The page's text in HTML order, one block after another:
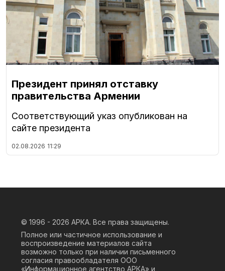
Президент принял отставку
правительства Армении
Соответствующий указ опубликован на
сайте президента
02.08.2026 11:29
© 1996 - 2026 АРКА. Все права защищены.
Полное или частичное использование и
воспроизведение материалов сайта
возможно только при наличии письменного
согласия правообладателя ООО
«Информационное агентство АРКА» и